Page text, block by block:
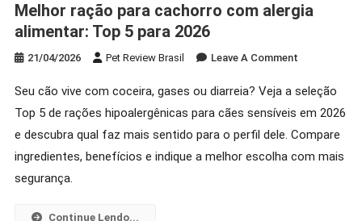
Melhor ração para cachorro com alergia
alimentar: Top 5 para 2026
21/04/2026 Pet Review Brasil Leave A CommentOn
Ração
Para
Cachorro
Seu cão vive com coceira, gases ou diarreia? Veja a seleção
Top 5 de rações hipoalergênicas para cães sensíveis em 2026
e descubra qual faz mais sentido para o perfil dele. Compare
ingredientes, benefícios e indique a melhor escolha com mais
segurança.
Continue Lendo...